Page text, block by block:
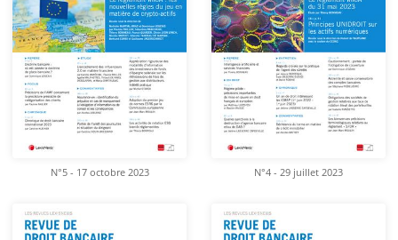
N°5 - 17 octobre 2023 N°4 - 29 juillet 2023